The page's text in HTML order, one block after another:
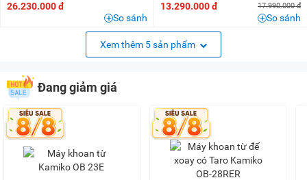
26.230.000 đ
So sánh
13.290.000 đ
17.990.000 đ
So sánh
Xem thêm 5 sản phẩm
Đang giảm giá